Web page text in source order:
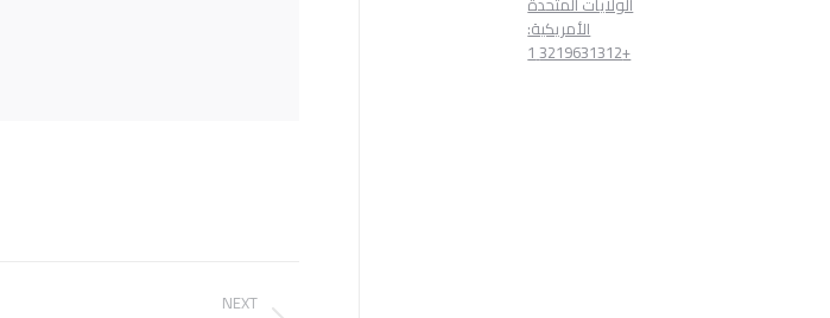
NEXT
الأمريكية:
3219631312 1+